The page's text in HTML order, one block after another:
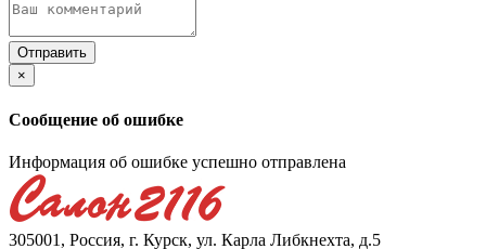
×
Сообщение об ошибке
Информация об ошибке успешно отправлена
305001, Россия, г. Курск, ул. Карла Либкнехта, д.5